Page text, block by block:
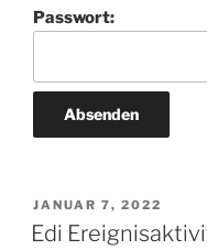
Passwort:
VERÖFFENTLICHT
AM
JANUAR 7, 2022
Edi